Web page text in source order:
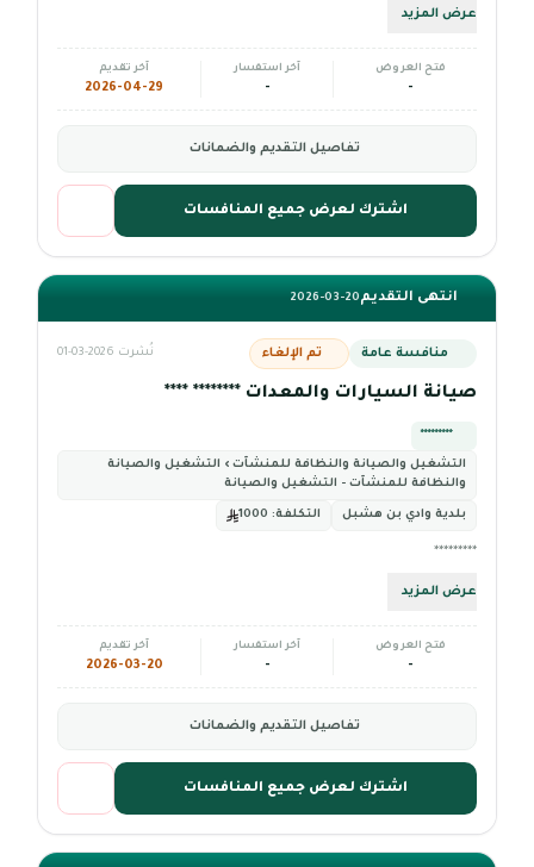
عرض المزيد
فتح العروض
-
آخر استفسار
-
آخر تقديم
2026-04-29
تفاصيل التقديم والضمانات
اشترك لعرض جميع المنافسات
انتهى التقديم2026-03-20
منافسة عامة تم الإلغاء نُشرت 2026-03-01
صيانة السيارات والمعدات ******** ****
*********
التشغيل والصيانة والنظافة للمنشآت › التشغيل والصيانة
والنظافة للمنشآت - التشغيل والصيانة
بلدية وادي بن هشبل التكلفة:
*********
عرض المزيد
فتح العروض
-
آخر استفسار
-
آخر تقديم
2026-03-20
تفاصيل التقديم والضمانات
اشترك لعرض جميع المنافسات